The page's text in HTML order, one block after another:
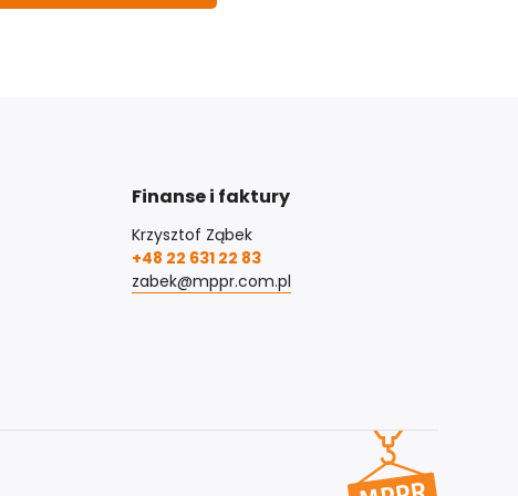
Finanse i faktury
Krzysztof Ząbek
+48 22 631 22 83
zabek@mppr.com.pl